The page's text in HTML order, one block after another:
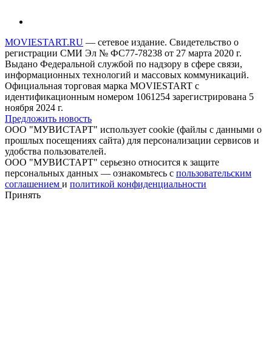
MOVIESTART.RU — сетевое издание. Свидетельство о
регистрации СМИ Эл № ФС77-78238 от 27 марта 2020 г.
Выдано Федеральной службой по надзору в сфере связи,
информационных технологий и массовых коммуникаций.
Официальная торговая марка MOVIESTART с
идентификационным номером 1061254 зарегистрирована 5
ноября 2024 г.
Предложить новость
ООО "МУВИСТАРТ" использует cookie (файлы с данными о
прошлых посещениях сайта) для персонализации сервисов и
удобства пользователей.
ООО "МУВИСТАРТ" серьезно относится к защите
персональных данных — ознакомьтесь с пользовательским
соглашением и политикой конфиденциальности
Принять